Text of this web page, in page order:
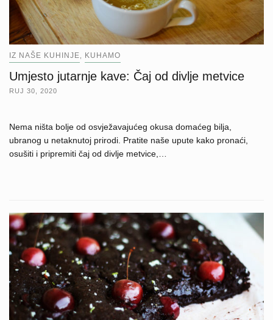
IZ NAŠE KUHINJE KUHAMO
Umjesto jutarnje kave: Čaj od divlje metvice
RUJ 30, 2020
Nema ništa bolje od osvježavajućeg okusa domaćeg bilja,
ubranog u netaknutoj prirodi. Pratite naše upute kako pronaći,
osušiti i pripremiti čaj od divlje metvice,…